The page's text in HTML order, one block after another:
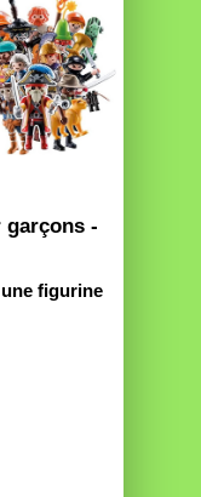
garçons -
figurine